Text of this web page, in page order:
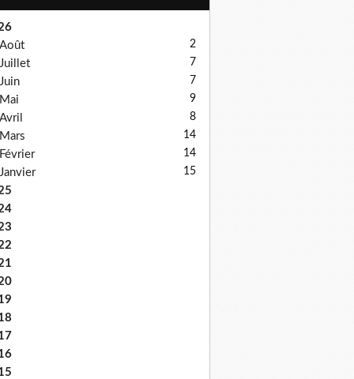
Août
2
Juillet 7
Juin 7
Mai 9
Avril 8
Mars 14
Février 14
Janvier 15